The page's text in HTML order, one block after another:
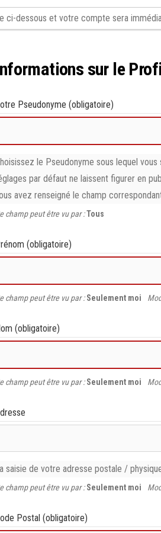
ci-dessous et votre compte sera
sur le
Pseudonyme(obligatoire)
le Pseudonyme sous lequel
par défaut ne laissent figurer en
avez renseigné le champ
champ peut être vu par :Tous
(obligatoire)
champ peut être vu par :Seulement moi
(obligatoire)
champ peut être vu par :Seulement moi
saisie de votre adresse postale /
champ peut être vu par :Seulement moi
Postal(obligatoire)